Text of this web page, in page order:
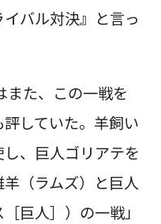
バル対決』と言っ
また、この一戦を
評していた。羊飼い
、巨人ゴリアテを
（ラムズ）と巨人
巨人］）の一戦」